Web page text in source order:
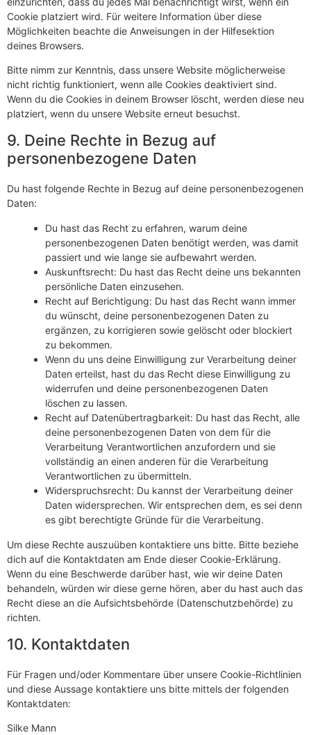
Cookie platziert wird. Für weitere Information über diese
Möglichkeiten beachte die Anweisungen in der Hilfesektion
deines Browsers.
Bitte nimm zur Kenntnis, dass unsere Website möglicherweise
nicht richtig funktioniert, wenn alle Cookies deaktiviert sind.
Wenn du die Cookies in deinem Browser löscht, werden diese neu
platziert, wenn du unsere Website erneut besuchst.
9. Deine Rechte in Bezug auf
personenbezogene Daten
Du hast folgende Rechte in Bezug auf deine personenbezogenen
Daten:
Du hast das Recht zu erfahren, warum deine
personenbezogenen Daten benötigt werden, was damit
passiert und wie lange sie aufbewahrt werden.
Auskunftsrecht: Du hast das Recht deine uns bekannten
persönliche Daten einzusehen.
Recht auf Berichtigung: Du hast das Recht wann immer
du wünscht, deine personenbezogenen Daten zu
ergänzen, zu korrigieren sowie gelöscht oder blockiert
zu bekommen.
Wenn du uns deine Einwilligung zur Verarbeitung deiner
Daten erteilst, hast du das Recht diese Einwilligung zu
widerrufen und deine personenbezogenen Daten
löschen zu lassen.
Recht auf Datenübertragbarkeit: Du hast das Recht, alle
deine personenbezogenen Daten von dem für die
Verarbeitung Verantwortlichen anzufordern und sie
vollständig an einen anderen für die Verarbeitung
Verantwortlichen zu übermitteln.
Widerspruchsrecht: Du kannst der Verarbeitung deiner
Daten widersprechen. Wir entsprechen dem, es sei denn
es gibt berechtigte Gründe für die Verarbeitung.
Um diese Rechte auszuüben kontaktiere uns bitte. Bitte beziehe
dich auf die Kontaktdaten am Ende dieser Cookie-Erklärung.
Wenn du eine Beschwerde darüber hast, wie wir deine Daten
behandeln, würden wir diese gerne hören, aber du hast auch das
Recht diese an die Aufsichtsbehörde (Datenschutzbehörde) zu
richten.
10. Kontaktdaten
Für Fragen und/oder Kommentare über unsere Cookie-Richtlinien
und diese Aussage kontaktiere uns bitte mittels der folgenden
Kontaktdaten:
Silke Mann